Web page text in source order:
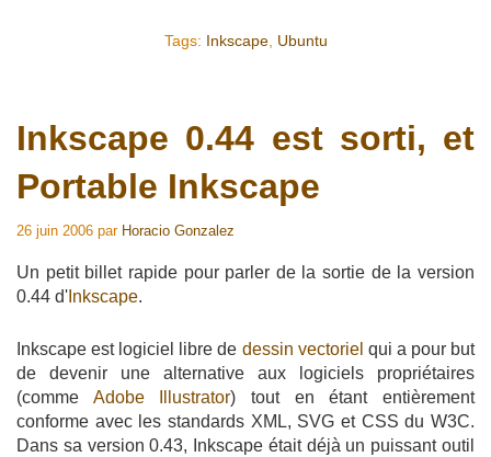
Tags: Inkscape, Ubuntu
Inkscape 0.44 est sorti, et
Portable Inkscape
26 juin 2006 par Horacio Gonzalez
Un petit billet rapide pour parler de la sortie de la version
0.44 d' Inkscape.
Inkscape est logiciel libre de dessin vectoriel qui a pour but
de devenir une alternative aux logiciels propriétaires
(comme Adobe Illustrator) tout en étant entièrement
conforme avec les standards XML, SVG et CSS du W3C.
Dans sa version 0.43, Inkscape était déjà un puissant outil